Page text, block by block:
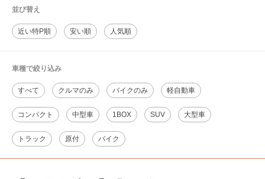
並び替え
近い特P順 安い順 人気順
車種で絞り込み
すべて クルマのみ バイクのみ 軽自動車
コンパクト 中型車 1BOX SUV 大型車
トラック 原付 バイク